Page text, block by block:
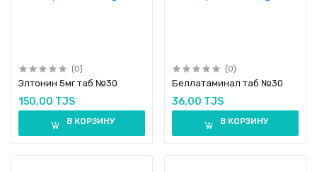
(0)
Элтонин 5мг таб №30
150,00 TJS
В КОРЗИНУ
(0)
Беллатаминал таб №30
36,00 TJS
В КОРЗИНУ